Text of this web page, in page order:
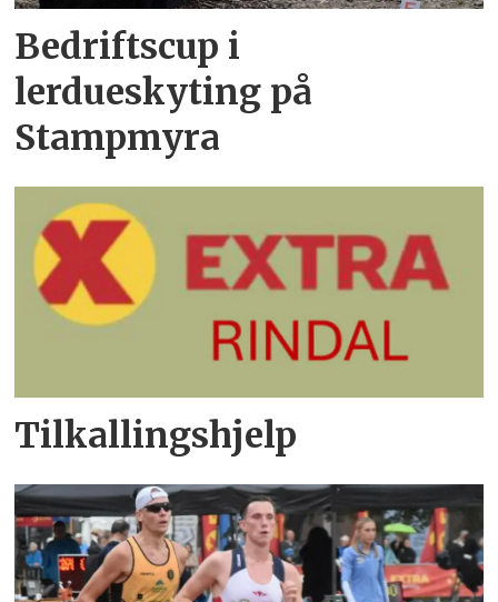
Bedriftscup i
lerdueskyting på
Stampmyra
Tilkallingshjelp